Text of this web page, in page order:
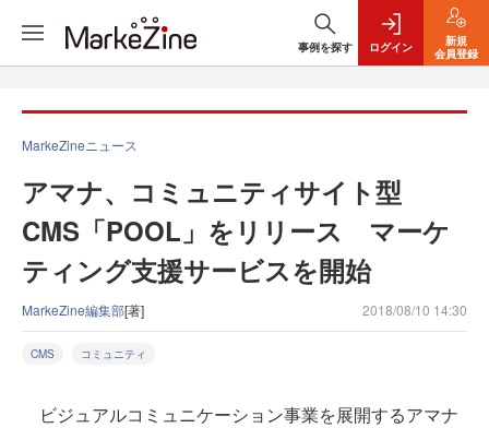
事例を探す ログイン
新規
会員登録
MarkeZineニュース
アマナ、コミュニティサイト型
CMS「POOL」をリリース マーケ
ティング支援サービスを開始
MarkeZine編集部[著] 2018/08/10 14:30
CMS コミュニティ
ビジュアルコミュニケーション事業を展開するアマナ